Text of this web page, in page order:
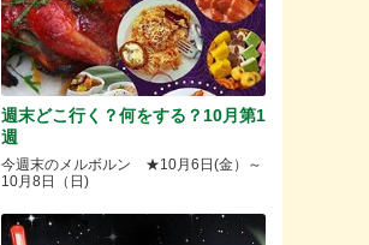
週末どこ行く？何をする？10月第1
週
今週末のメルボルン ★10月6日(金）～
10月8日（日)